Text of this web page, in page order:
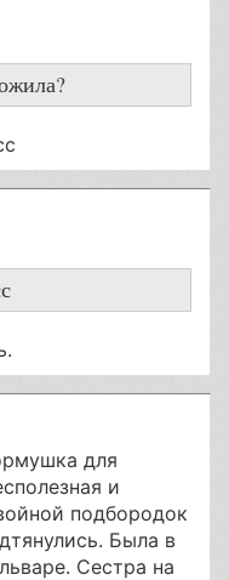
для
и
подбородок
Была в
Сестра на